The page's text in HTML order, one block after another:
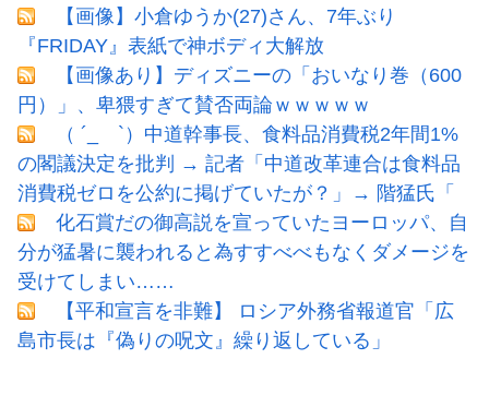
【画像】小倉ゆうか(27)さん、7年ぶり
『FRIDAY』表紙で神ボディ大解放
【画像あり】ディズニーの「おいなり巻（600
円）」、卑猥すぎて賛否両論ｗｗｗｗｗ
（ ´_ゝ`）中道幹事長、食料品消費税2年間1%
の閣議決定を批判 → 記者「中道改革連合は食料品
消費税ゼロを公約に掲げていたが？」→ 階猛氏「
化石賞だの御高説を宣っていたヨーロッパ、自
分が猛暑に襲われると為すすべべもなくダメージを
受けてしまい……
【平和宣言を非難】 ロシア外務省報道官「広
島市長は『偽りの呪文』繰り返している」